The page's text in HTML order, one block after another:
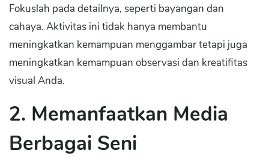
Fokuslah pada detailnya, seperti bayangan dan
cahaya. Aktivitas ini tidak hanya membantu
meningkatkan kemampuan menggambar tetapi juga
meningkatkan kemampuan observasi dan kreatifitas
visual Anda.
2. Memanfaatkan Media
Berbagai Seni